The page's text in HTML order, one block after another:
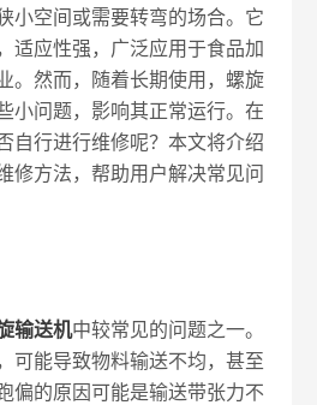
小空间或需要转弯的场合。它
适应性强，广泛应用于食品加
。然而，随着长期使用，螺旋
小问题，影响其正常运行。在
自行进行维修呢？本文将介绍
修方法，帮助用户解决常见问
输送机中较常见的问题之一。
可能导致物料输送不均，甚至
偏的原因可能是输送带张力不